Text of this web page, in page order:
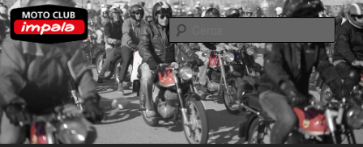
Aneu
al
contingut
principalMoto Club Impala
Cerca